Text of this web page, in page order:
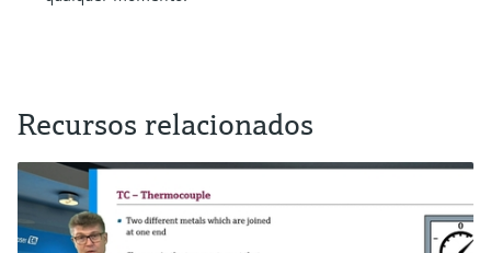
Recursos relacionados